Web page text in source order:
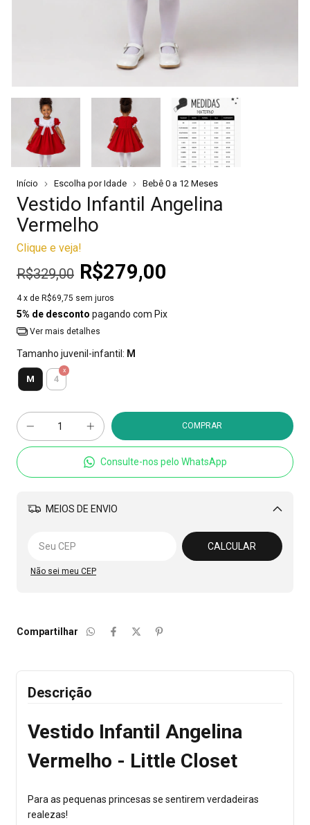
Início Escolha por Idade Bebê 0 a 12 Meses
Vestido Infantil Angelina
Vermelho
Clique e veja!
R$329,00 R$279,00
4 x de R$69,75 sem juros
5% de desconto pagando com Pix
Ver mais detalhes
Tamanho juvenil-infantil: M
M 4
Consulte-nos pelo WhatsApp
MEIOS DE ENVIO
Alterar CEP
CALCULAR
Não sei meu CEP
Compartilhar
Descrição
Vestido Infantil Angelina
Vermelho - Little Closet
Para as pequenas princesas se sentirem verdadeiras
realezas!